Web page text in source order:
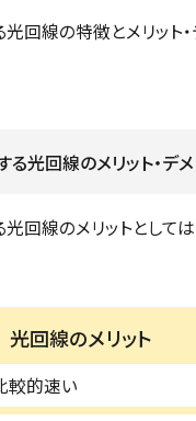
回線の特徴とメリット・
光回線のメリット・デメ
回線のメリットとして
光回線のメリット
較的速い